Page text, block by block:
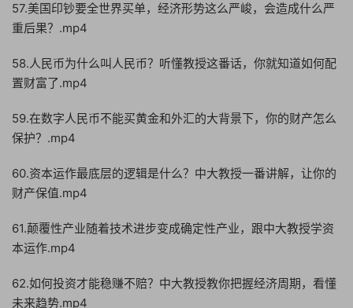
57.美国印钞要全世界买单，经济形势这么严峻，会造成什么严
重后果？.mp4
58.人民币为什么叫人民币？听懂教授这番话，你就知道如何配
置财富了.mp4
59.在数字人民币不能买黄金和外汇的大背景下，你的财产怎么
保护？.mp4
60.资本运作最底层的逻辑是什么？中大教授一番讲解，让你的
财产保值.mp4
61.颠覆性产业随着技术进步变成确定性产业，跟中大教授学资
本运作.mp4
62.如何投资才能稳赚不赔？中大教授教你把握经济周期，看懂
未来趋势.mp4